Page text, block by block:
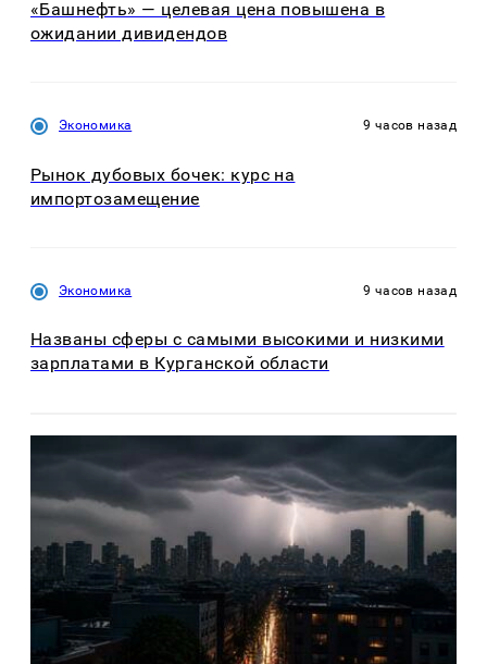
«Башнефть» — целевая цена повышена в
ожидании дивидендов
Экономика 9 часов назад
Рынок дубовых бочек: курс на
импортозамещение
Экономика 9 часов назад
Названы сферы с самыми высокими и низкими
зарплатами в Курганской области